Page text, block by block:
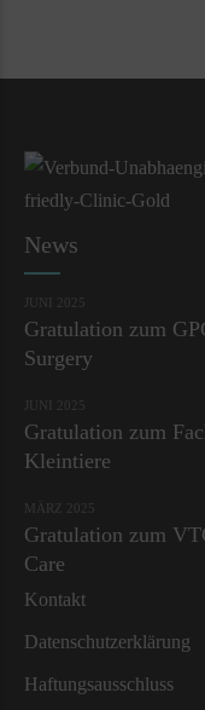
News
JUNI 2025
Gratulation zum
Surgery
JUNI 2025
Gratulation zum
Kleintiere
MÄRZ 2025
Gratulation zum
Care
Kontakt
Datenschutzerklärung
Haftungsausschluss